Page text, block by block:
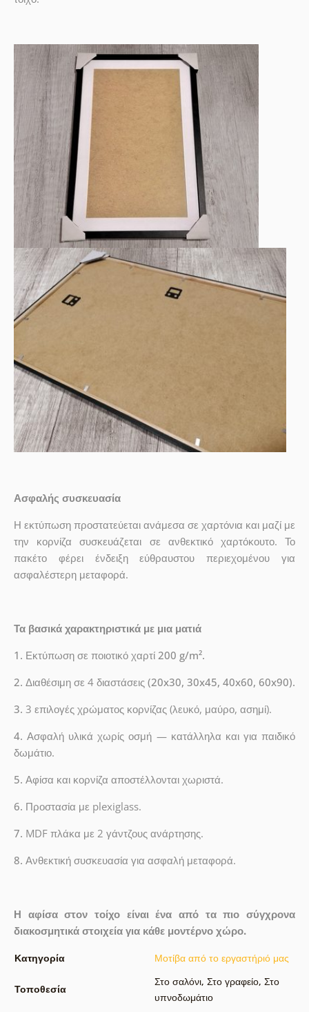
Ασφαλής συσκευασία
Η εκτύπωση προστατεύεται ανάμεσα σε χαρτόνια και μαζί με
την κορνίζα συσκευάζεται σε ανθεκτικό χαρτόκουτο. Το
πακέτο φέρει ένδειξη εύθραυστου περιεχομένου για
ασφαλέστερη μεταφορά.
Τα βασικά χαρακτηριστικά με μια ματιά
1. Εκτύπωση σε ποιοτικό χαρτί200 g/m².
2. Διαθέσιμη σε 4 διαστάσεις (20x30, 30x45, 40x60, 60x90).
3. 3 επιλογές χρώματος κορνίζας (λευκό, μαύρο, ασημί).
4.Ασφαλή υλικά χωρίς οσμή — κατάλληλα και για παιδικό
δωμάτιο.
5. Αφίσα και κορνίζα αποστέλλονται χωριστά.
6. Προστασία με plexiglass.
7. MDF πλάκα με 2 γάντζους ανάρτησης.
8. Ανθεκτική συσκευασία για ασφαλή μεταφορά.
Η αφίσα στον τοίχο είναι ένα από τα πιο σύγχρονα
διακοσμητικά στοιχεία για κάθε μοντέρνο χώρο.
Κατηγορία Μοτίβα από το εργαστήριό μας
Τοποθεσία
Στο σαλόνι, Στο γραφείο, Στο
υπνοδωμάτιο